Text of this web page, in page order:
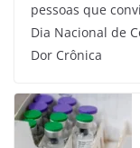
pessoas que
Dia Nacional de
Dor Crônica